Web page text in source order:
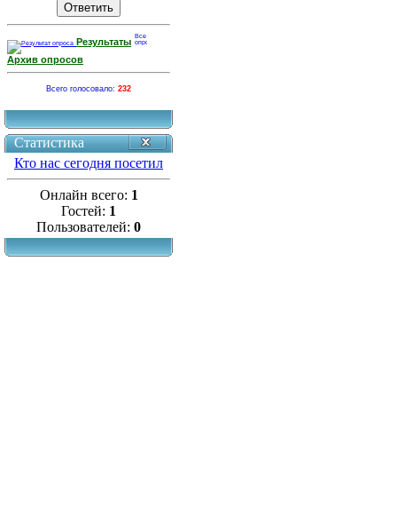
Результаты
Архив опросов
Всего голосовало: 232
Статистика
Кто нас сегодня посетил
Онлайн всего: 1
Гостей: 1
Пользователей: 0